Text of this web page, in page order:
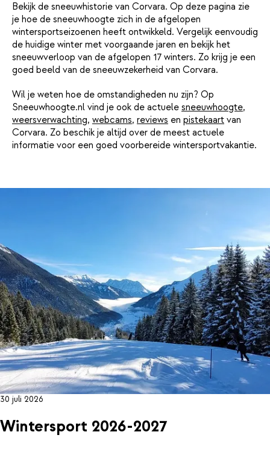
Bekijk de sneeuwhistorie van Corvara. Op deze pagina zie
je hoe de sneeuwhoogte zich in de afgelopen
wintersportseizoenen heeft ontwikkeld. Vergelijk eenvoudig
de huidige winter met voorgaande jaren en bekijk het
sneeuwverloop van de afgelopen 17 winters. Zo krijg je een
goed beeld van de sneeuwzekerheid van Corvara.
Wil je weten hoe de omstandigheden nu zijn? Op
Sneeuwhoogte.nl vind je ook de actuele sneeuwhoogte,
weersverwachting, webcams, reviews en pistekaart van
Corvara. Zo beschik je altijd over de meest actuele
informatie voor een goed voorbereide wintersportvakantie.
30 juli 2026
Wintersport 2026-2027